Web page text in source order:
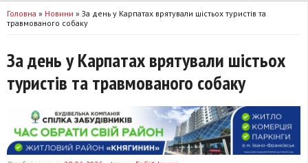
Головна » Новини » За день у Карпатах врятували шістьох туристів та
травмованого собаку
За день у Карпатах врятували шістьох
туристів та травмованого собаку